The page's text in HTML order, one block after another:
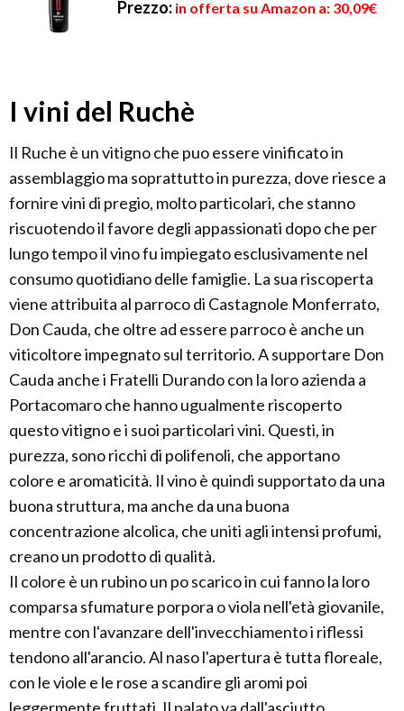
Prezzo: in offerta su Amazon a: 30,09€
I vini del Ruchè
Il Ruche è un vitigno che puo essere vinificato in
assemblaggio ma soprattutto in purezza, dove riesce a
fornire vini di pregio, molto particolari, che stanno
riscuotendo il favore degli appassionati dopo che per
lungo tempo il vino fu impiegato esclusivamente nel
consumo quotidiano delle famiglie. La sua riscoperta
viene attribuita al parroco di Castagnole Monferrato,
Don Cauda, che oltre ad essere parroco è anche un
viticoltore impegnato sul territorio. A supportare Don
Cauda anche i Fratelli Durando con la loro azienda a
Portacomaro che hanno ugualmente riscoperto
questo vitigno e i suoi particolari vini. Questi, in
purezza, sono ricchi di polifenoli, che apportano
colore e aromaticità. Il vino è quindi supportato da una
buona struttura, ma anche da una buona
concentrazione alcolica, che uniti agli intensi profumi,
creano un prodotto di qualità.
Il colore è un rubino un po scarico in cui fanno la loro
comparsa sfumature porpora o viola nell'età giovanile,
mentre con l'avanzare dell'invecchiamento i riflessi
tendono all'arancio. Al naso l'apertura è tutta floreale,
con le viole e le rose a scandire gli aromi poi